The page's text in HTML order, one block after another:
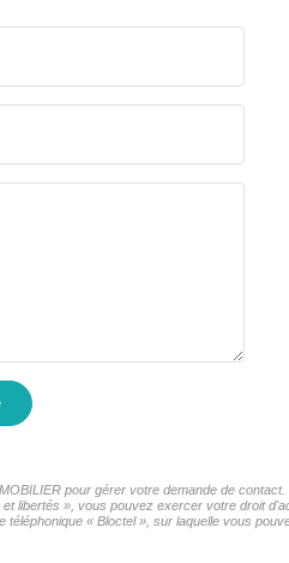
pour gérer votre demande de
libertés », vous pouvez exercer votre droit
« Bloctel », sur laquelle vous